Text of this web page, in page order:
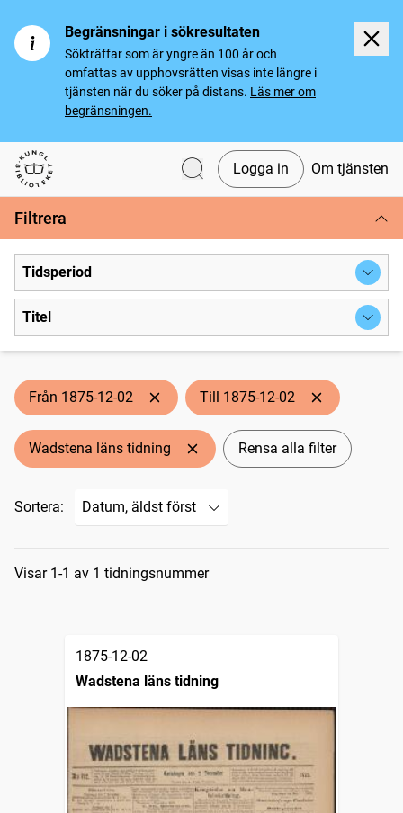
Begränsningar i sökresultaten
Sökträffar som är yngre än 100 år och
omfattas av upphovsrätten visas inte längre i
tjänsten när du söker på distans. Läs mer om
begränsningen.
Svenska tidningar
Logga in Om tjänsten
Filtrera
Tidsperiod
Titel
Från 1875-12-02 Till 1875-12-02
Wadstena läns tidning Rensa alla filter
Sortera:
Sökresultat
Visar 1-1 av 1 tidningsnummer
1875-12-02
Wadstena läns tidning